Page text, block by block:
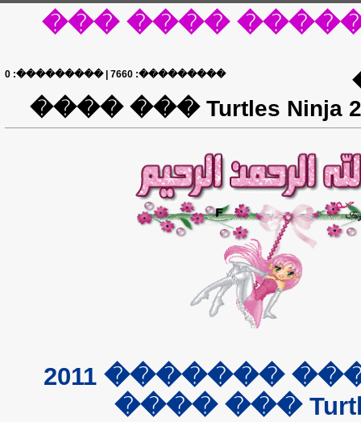
����� ����
���������:
7660
| ���������:
0
���� ����� ������� 2011
Turtles